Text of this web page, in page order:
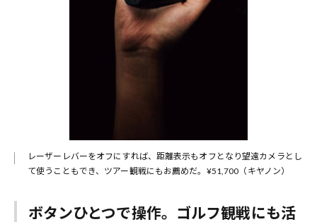
レーザーレバーをオフにすれば、距離表示もオフとなり望遠カメラとし
て使うこともでき、ツアー観戦にもお薦めだ。¥51,700（キヤノン）
ボタンひとつで操作。ゴルフ観戦にも活